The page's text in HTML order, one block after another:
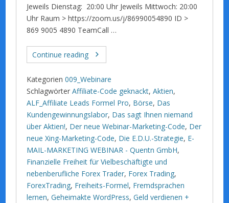
Jeweils Dienstag: 20:00 Uhr Jeweils Mittwoch: 20:00
Uhr Raum > https://zoom.us/j/86990054890 ID >
869 9005 4890 TeamCall …
Continue reading
Kategorien 009_Webinare
Schlagwörter Affiliate-Code geknackt,Aktien,
ALF_Affiliate Leads Formel Pro, Börse, Das
Kundengewinnungslabor, Das sagt Ihnen niemand
über Aktien!, Der neue Webinar-Marketing-Code, Der
neue Xing-Marketing-Code, Die E.D.U.-Strategie, E-
MAIL-MARKETING WEBINAR - Quentn GmbH,
Finanzielle Freiheit für Vielbeschäftigte und
nebenberufliche Forex Trader, Forex Trading,
ForexTrading, Freiheits-Formel, Fremdsprachen
lernen,Geheimakte WordPress,Geld verdienen +